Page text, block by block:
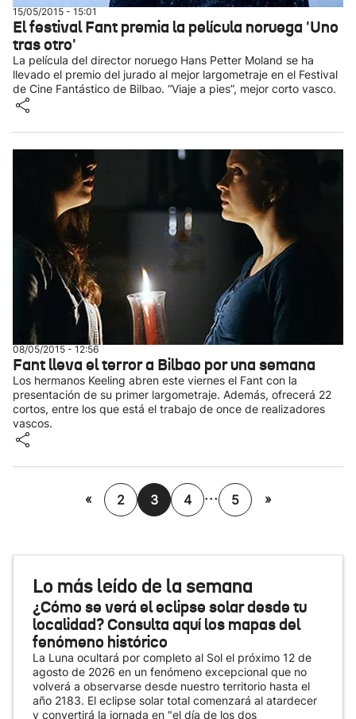
15/05/2015 - 15:01
El festival Fant premia la película noruega 'Uno
tras otro'
La película del director noruego Hans Petter Moland se ha
llevado el premio del jurado al mejor largometraje en el Festival
de Cine Fantástico de Bilbao. “Viaje a pies”, mejor corto vasco.
08/05/2015 - 12:56
Fant lleva el terror a Bilbao por una semana
Los hermanos Keeling abren este viernes el Fant con la
presentación de su primer largometraje. Además, ofrecerá 22
cortos, entre los que está el trabajo de once de realizadores
vascos.
« 2 3 4 ... 5 »
Lo más leído de la semana
¿Cómo se verá el eclipse solar desde tu
localidad? Consulta aquí los mapas del
fenómeno histórico
La Luna ocultará por completo al Sol el próximo 12 de
agosto de 2026 en un fenómeno excepcional que no
volverá a observarse desde nuestro territorio hasta el
año 2183. El eclipse solar total comenzará al atardecer
y convertirá la jornada en "el día de los dos